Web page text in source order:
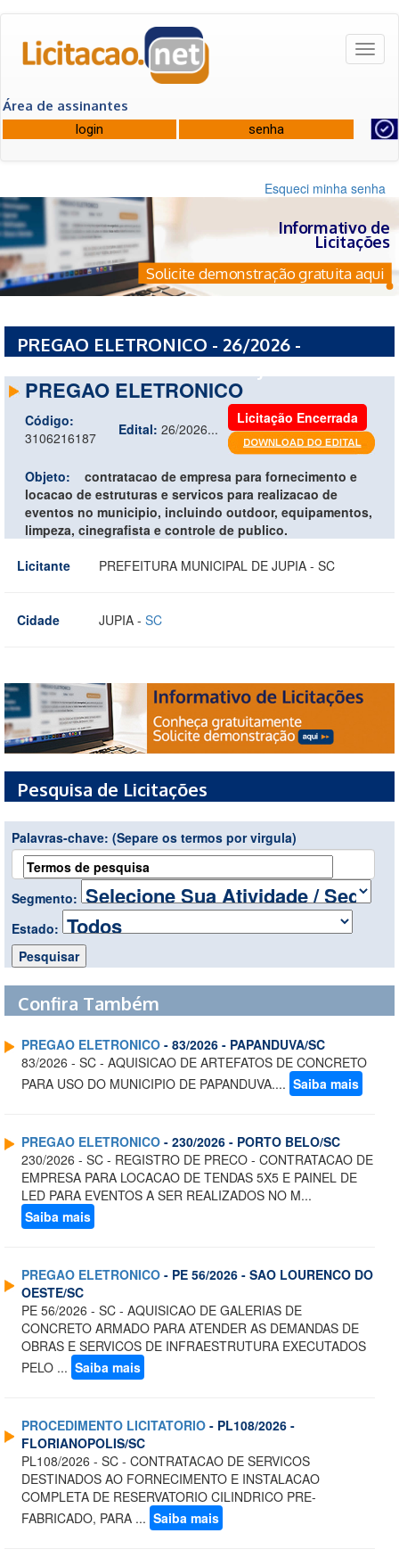
Área de assinantes
Esqueci minha senha
Informativo de
Licitações
Solicite demonstração gratuita aqui
PREGAO ELETRONICO - 26/2026 -
PREGAO ELETRONICO
Código:
3106216187
Edital: 26/2026...
Licitação Encerrada
Objeto:
contratacao de empresa para fornecimento e
locacao de estruturas e servicos para realizacao de
eventos no municipio, incluindo outdoor, equipamentos,
limpeza, cinegrafista e controle de publico.
Licitante
PREFEITURA MUNICIPAL DE JUPIA - SC
Cidade JUPIA - SC
Pesquisa de Licitações
Palavras-chave: (Separe os termos por virgula)
Segmento:
Estado:
Confira Também
PREGAO ELETRONICO - 83/2026 - PAPANDUVA/SC
83/2026 - SC - AQUISICAO DE ARTEFATOS DE CONCRETO
PARA USO DO MUNICIPIO DE PAPANDUVA.... Saiba mais
PREGAO ELETRONICO - 230/2026 - PORTO BELO/SC
230/2026 - SC - REGISTRO DE PRECO - CONTRATACAO DE
EMPRESA PARA LOCACAO DE TENDAS 5X5 E PAINEL DE
LED PARA EVENTOS A SER REALIZADOS NO M...
Saiba mais
PREGAO ELETRONICO - PE 56/2026 - SAO LOURENCO DO
OESTE/SC
PE 56/2026 - SC - AQUISICAO DE GALERIAS DE
CONCRETO ARMADO PARA ATENDER AS DEMANDAS DE
OBRAS E SERVICOS DE INFRAESTRUTURA EXECUTADOS
PELO ... Saiba mais
PROCEDIMENTO LICITATORIO - PL108/2026 -
FLORIANOPOLIS/SC
PL108/2026 - SC - CONTRATACAO DE SERVICOS
DESTINADOS AO FORNECIMENTO E INSTALACAO
COMPLETA DE RESERVATORIO CILINDRICO PRE-
FABRICADO, PARA ... Saiba mais